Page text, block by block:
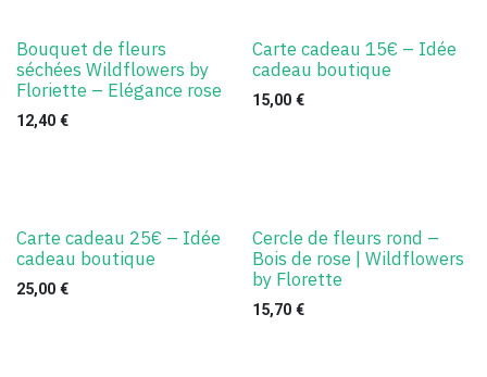
Bouquet de fleurs
séchées Wildflowers by
Floriette – Elégance rose
12,40 €
Carte cadeau 15€ – Idée
cadeau boutique
15,00€
Carte cadeau 25€ – Idée
cadeau boutique
25,00 €
Cercle de fleurs rond –
Bois de rose | Wildflowers
by Florette
15,70€